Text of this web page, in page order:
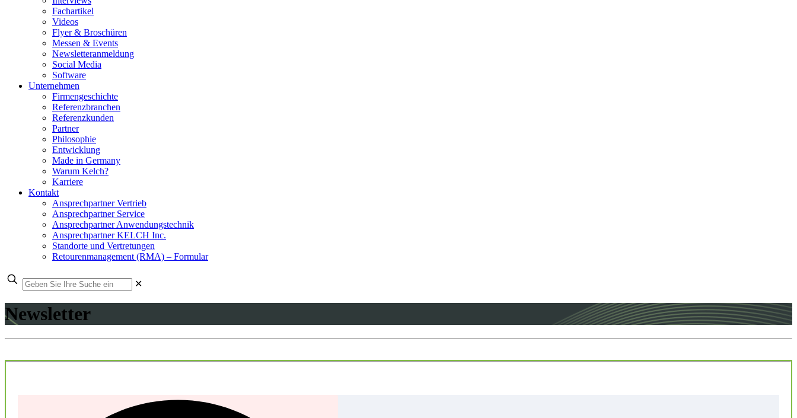
Fachartikel
Videos
Flyer & Broschüren
Messen & Events
Newsletteranmeldung
Social Media
Software
Unternehmen
Firmengeschichte
Referenzbranchen
Referenzkunden
Partner
Philosophie
Entwicklung
Made in Germany
Warum Kelch?
Karriere
Kontakt
Ansprechpartner Vertrieb
Ansprechpartner Service
Ansprechpartner Anwendungstechnik
Ansprechpartner KELCH Inc.
Standorte und Vertretungen
Retourenmanagement (RMA) – Formular
✕
Newsletter